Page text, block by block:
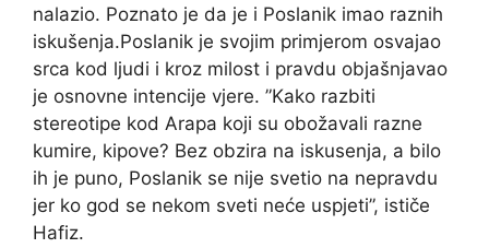
nalazio. Poznato je da je i Poslanik imao raznih
iskušenja.Poslanik je svojim primjerom osvajao
srca kod ljudi i kroz milost i pravdu objašnjavao
je osnovne intencije vjere. ”Kako razbiti
stereotipe kod Arapa koji su obožavali razne
kumire, kipove? Bez obzira na iskusenja, a bilo
ih je puno, Poslanik se nije svetio na nepravdu
jer ko god se nekom sveti neće uspjeti”, ističe
Hafiz.